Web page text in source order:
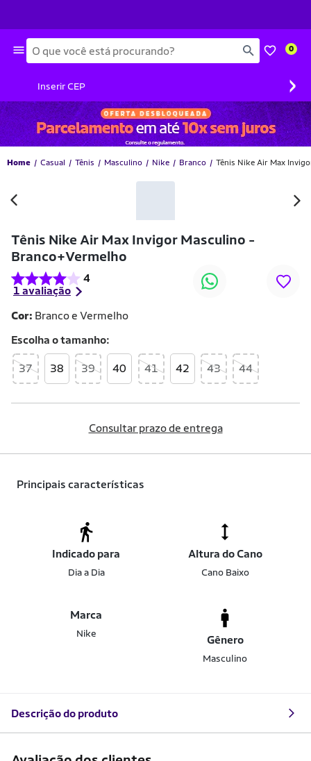
Busca 0
Inserir CEP ›
Home Casual Tênis Masculino Nike Branco Tênis Nike Air Max
Tênis Nike Air Max Invigor Masculino -
Branco+Vermelho
4
1 avaliação
-12% OFF
Cor: Branco e Vermelho
Escolha otamanho
37 38 39 40 41 42 43 44
Consultar prazo de entrega
Principais características
Indicado para
Dia a Dia
Altura do Cano
Cano Baixo
Marca
Nike Gênero
Masculino
Descrição do produto